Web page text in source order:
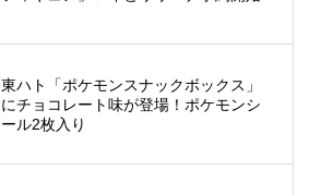
東ハト「ポケモンスナックボックス」
にチョコレート味が登場！ポケモンシ
ール2枚入り